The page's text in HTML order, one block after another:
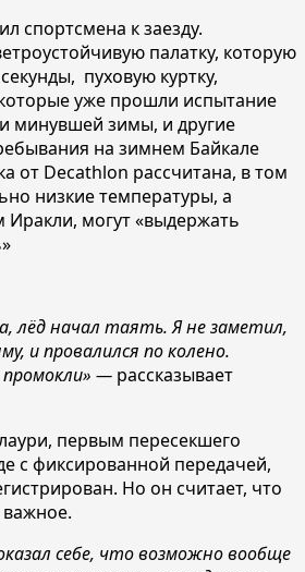
спортсмена к заезду.
палатку, которую
пуховую куртку,
уже прошли испытание
минувшей зимы, и другие
на зимнем Байкале
от Decathlon рассчитана, в том
низкие температуры, а
Иракли, могут «выдержать
лёд начал таять. Я не заметил,
и провалился по колено.
— рассказывает
первым пересекшего
с фиксированной передачей,
Но он считает, что
важное.
себе, что возможно вообще